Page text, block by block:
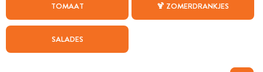
TOMAAT 🍹 ZOMERDRANKJES
SALADES
WEEKMENU
CHAT MET MAIA